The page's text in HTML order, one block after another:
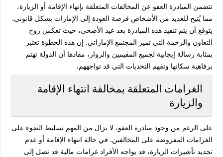
تتضمن المبادرة العفو عن المخالفات المتعلقة بإنهاء الإقامة أو الزيارة،
مما يُتيح للعديد من الأشخاص فرصة العودة إلى الإمارات بشكل قانوني.
يتوقع أن يتم تنفيذ هذه المبادرة بعد عيد الأضحى، حيث تعكس روح
التعاون والرحمة التي تميز المجتمع الإماراتي. إن هذه الخطوة تعتبر
بمثابة رسالة إيجابية لجميع المقيمين والزوار، مفادها أن الدولة تهتم
برفاهية سكانها وتفهم التحديات التي قد تواجههم.
الغرامات المتعلقة بمخالفة انتهاء الإقامة
والزيارة
على الرغم من وجود مبادرة العفو، لا يزال من المهم تسليط الضوء على
الغرامات المفروضة على المخالفين. في حالة انتهاء الإقامة أو عدم
تجديد تأشيرات الزيارة، قد يواجه الأفراد غرامات مالية قد تصل إلى